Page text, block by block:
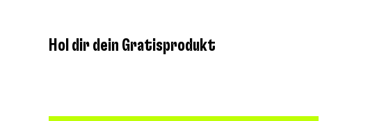
Hol dir dein Gratisprodukt